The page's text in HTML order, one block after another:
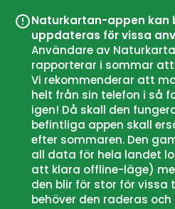
Naturkartan-appen kan
uppdateras för vissa
Användare av
rapporterar i sommar
Vi rekommenderar att
helt från sin telefon i så
igen! Då skall den
befintliga appen skall
efter sommaren. Den
all data för hela landet
att klara offline-läge)
den blir för stor för vissa
behöver den raderas